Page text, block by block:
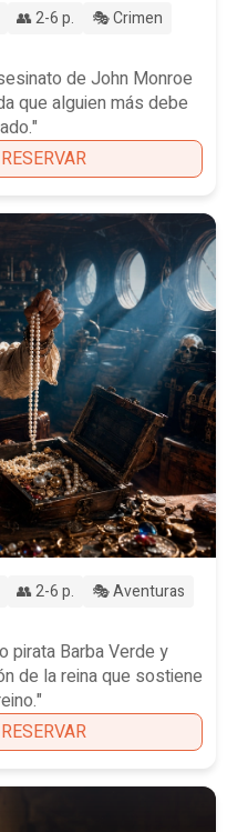
👥 2-6 p.
🎭 Crimen
de John Monroe
que alguien más debe
RESERVAR
👥 2-6 p.
🎭 Aventuras
pirata Barba Verde y
de la reina que sostiene
RESERVAR